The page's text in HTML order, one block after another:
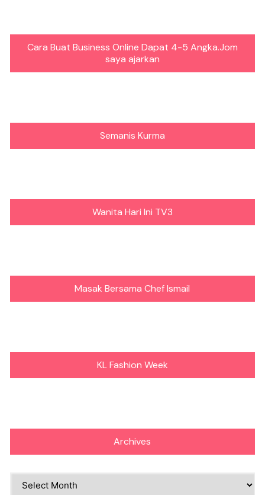
Cara Buat Business Online Dapat 4-5 Angka.Jom
saya ajarkan
Semanis Kurma
Wanita Hari Ini TV3
Masak Bersama Chef Ismail
KL Fashion Week
Archives
Archives